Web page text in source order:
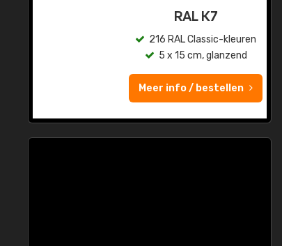
216 RAL Classic-kleuren
5 x 15 cm, glanzend
Meer info / bestellen